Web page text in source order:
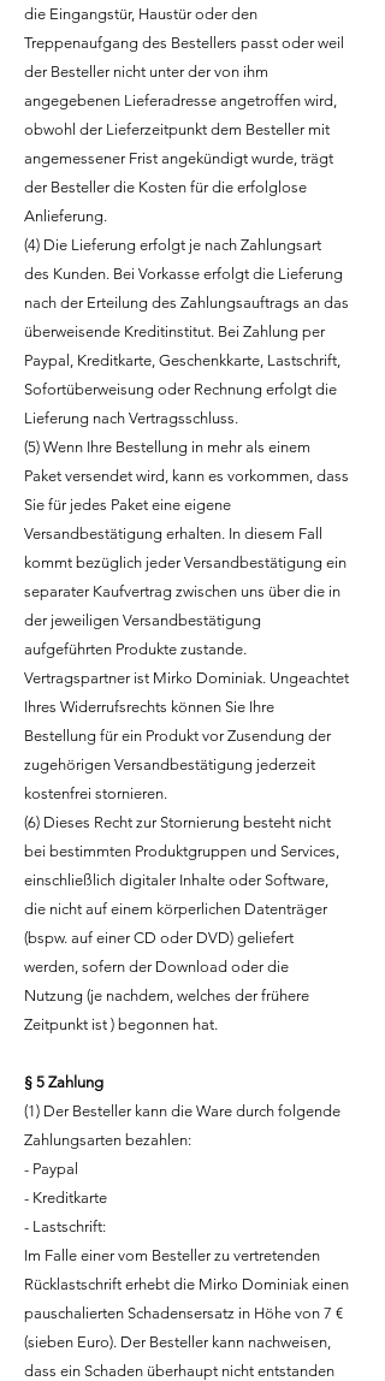
die Eingangstür, Haustür oder den
Treppenaufgang des Bestellers passt oder weil
der Besteller nicht unter der von ihm
angegebenen Lieferadresse angetroffen wird,
obwohl der Lieferzeitpunkt dem Besteller mit
angemessener Frist angekündigt wurde, trägt
der Besteller die Kosten für die erfolglose
Anlieferung.
(4) Die Lieferung erfolgt je nach Zahlungsart
des Kunden. Bei Vorkasse erfolgt die Lieferung
nach der Erteilung des Zahlungsauftrags an das
überweisende Kreditinstitut. Bei Zahlung per
Paypal, Kreditkarte, Geschenkkarte, Lastschrift,
Sofortüberweisung oder Rechnung erfolgt die
Lieferung nach Vertragsschluss.
(5) Wenn Ihre Bestellung in mehr als einem
Paket versendet wird, kann es vorkommen, dass
Sie für jedes Paket eine eigene
Versandbestätigung erhalten. In diesem Fall
kommt bezüglich jeder Versandbestätigung ein
separater Kaufvertrag zwischen uns über die in
der jeweiligen Versandbestätigung
aufgeführten Produkte zustande.
Vertragspartner ist Mirko Dominiak. Ungeachtet
Ihres Widerrufsrechts können Sie Ihre
Bestellung für ein Produkt vor Zusendung der
zugehörigen Versandbestätigung jederzeit
kostenfrei stornieren.
(6) Dieses Recht zur Stornierung besteht nicht
bei bestimmten Produktgruppen und Services,
einschließlich digitaler Inhalte oder Software,
die nicht auf einem körperlichen Datenträger
(bspw. auf einer CD oder DVD) geliefert
werden, sofern der Download oder die
Nutzung (je nachdem, welches der frühere
Zeitpunkt ist ) begonnen hat.
§ 5 Zahlung
(1) Der Besteller kann die Ware durch folgende
Zahlungsarten bezahlen:
- Paypal
- Kreditkarte
- Lastschrift:
Im Falle einer vom Besteller zu vertretenden
Rücklastschrift erhebt die Mirko Dominiak einen
pauschalierten Schadensersatz in Höhe von 7 €
(sieben Euro). Der Besteller kann nachweisen,
dass ein Schaden überhaupt nicht entstanden